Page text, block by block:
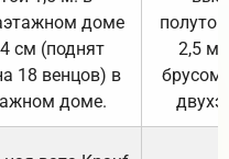
доме
см (поднят
18 венцов) в
доме.
2,5 м
брусом